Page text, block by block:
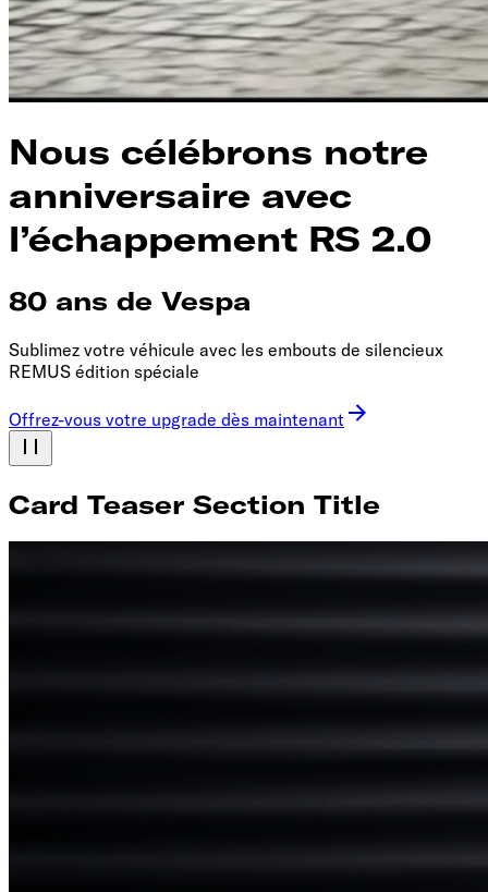
Nous célébrons notre
anniversaire avec
l’échappement RS 2.0
80 ans de Vespa
Sublimez votre véhicule avec les embouts de silencieux
REMUS édition spéciale
Offrez-vous votre upgrade dès maintenant
Card Teaser Section Title